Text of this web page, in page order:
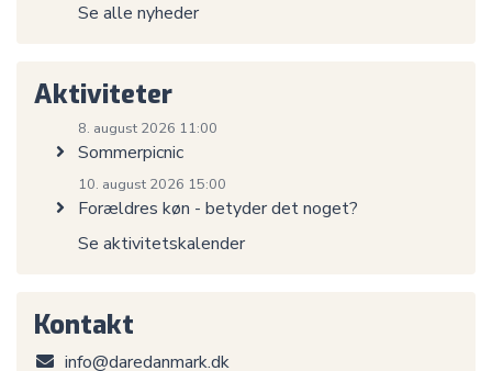
Se alle nyheder
Aktiviteter
8. august 2026 11:00
Sommerpicnic
10. august 2026 15:00
Forældres køn - betyder det noget?
Se aktivitetskalender
Kontakt
info@daredanmark.dk